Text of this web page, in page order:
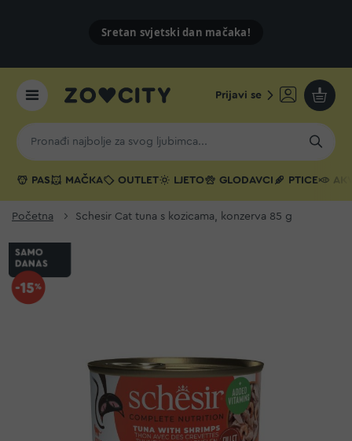
Sretan svjetski dan mačaka!
Prijavi se
Moja
PAS MAČKA OUTLET LJETO GLODAVCI PTICE
Početna Schesir Cat tuna s kozicama, konzerva 85 g